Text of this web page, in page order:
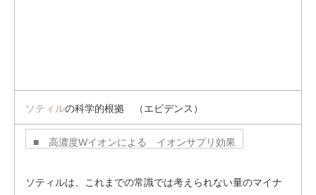
ソティルの科学的根拠 （エビデンス）
■ 高濃度Wイオンによる イオンサプリ効果
ソティルは、これまでの常識では考えられない量のマイナ